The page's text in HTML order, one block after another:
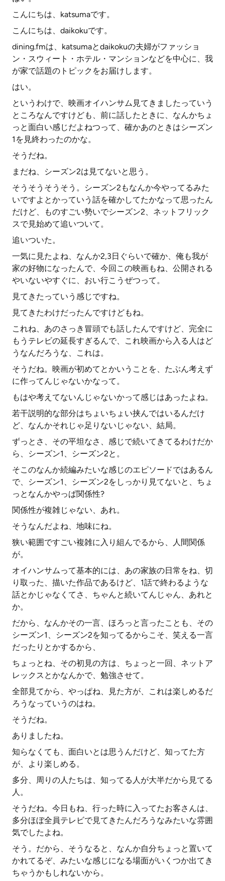
こんにちは、katsumaです。
こんにちは、daikokuです。
dining.fmは、katsumaとdaikokuの夫婦がファッショ
ン・スウィート・ホテル・マンションなどを中心に、我
が家で話題のトピックをお届けします。
はい。
というわけで、映画オイハンサム見てきましたっていう
ところなんですけども、前に話したときに、なんかちょ
っと面白い感じだよねつって、確かあのときはシーズン
1を見終わったのかな。
そうだね。
まだね、シーズン2は見てないと思う。
そうそうそうそう。シーズン2もなんか今やってるみた
いですよとかっていう話を確かしてたかなって思ったん
だけど、ものすごい勢いでシーズン2、ネットフリック
スで見始めて追いついて。
追いついた。
一気に見たよね、なんか2,3日ぐらいで確か、俺も我が
家の好物になったんで、今回この映画もね、公開される
やいないやすぐに、おい行こうぜつって。
見てきたっていう感じですね。
見てきたわけだったんですけどもね。
これね、あのさっき冒頭でも話したんですけど、完全に
もうテレビの延長すぎるんで、これ映画から入る人はど
うなんだろうな、これは。
そうだね。映画が初めてとかいうことを、たぶん考えず
に作ってんじゃないかなって。
もはや考えてないんじゃないかって感じはあったよね。
若干説明的な部分はちょいちょい挟んではいるんだけ
ど、なんかそれじゃ足りないじゃない、結局。
ずっとさ、その平坦なさ、感じで続いてきてるわけだか
ら、シーズン1、シーズン2と。
そこのなんか続編みたいな感じのエピソードではあるん
で、シーズン1、シーズン2をしっかり見てないと、ちょ
っとなんかやっぱ関係性?
関係性が複雑じゃない、あれ。
そうなんだよね、地味にね。
狭い範囲ですごい複雑に入り組んでるから、人間関係
が。
オイハンサムって基本的には、あの家族の日常をね、切
り取った、描いた作品であるけど、1話で終わるような
話とかじゃなくてさ、ちゃんと続いてんじゃん、あれと
か。
だから、なんかその一言、ほろっと言ったことも、その
シーズン1、シーズン2を知ってるからこそ、笑える一言
だったりとかするから、
ちょっとね、その初見の方は、ちょっと一回、ネットア
レックスとかなんかで、勉強させて。
全部見てから、やっぱね、見た方が、これは楽しめるだ
ろうなっていうのはね。
そうだね。
ありましたね。
知らなくても、面白いとは思うんだけど、知ってた方
が、より楽しめる。
多分、周りの人たちは、知ってる人が大半だから見てる
人。
そうだね。今日もね、行った時に入ってたお客さんは、
多分ほぼ全員テレビで見てきたんだろうなみたいな雰囲
気でしたよね。
そう。だから、そうなると、なんか自分ちょっと置いて
かれてるぞ、みたいな感じになる場面がいくつか出てき
ちゃうかもしれないから。